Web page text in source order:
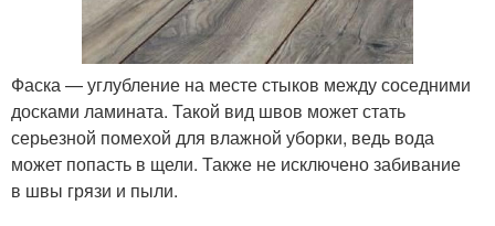
Фаска — углубление на месте стыков между соседними
досками ламината. Такой вид швов может стать
серьезной помехой для влажной уборки, ведь вода
может попасть в щели. Также не исключено забивание
в швы грязи и пыли.